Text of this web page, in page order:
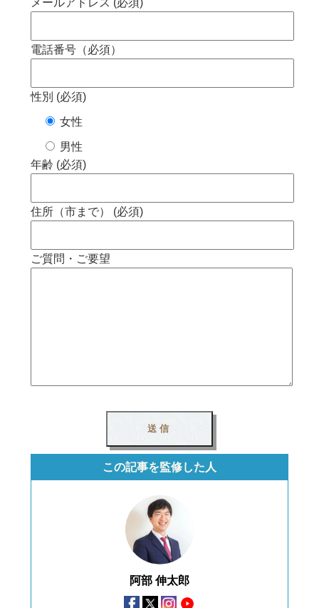
メールアドレス (必須)
電話番号（必須）
性別 (必須)
女性
男性
年齢 (必須)
住所（市まで） (必須)
ご質問・ご要望
この記事を監修した人
阿部 伸太郎